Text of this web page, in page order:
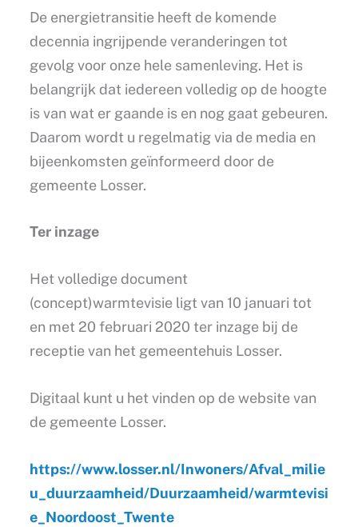
De energietransitie heeft de komende
decennia ingrijpende veranderingen tot
gevolg voor onze hele samenleving. Het is
belangrijk dat iedereen volledig op de hoogte
is van wat er gaande is en nog gaat gebeuren.
Daarom wordt u regelmatig via de media en
bijeenkomsten geïnformeerd door de
gemeente Losser.
Ter inzage
Het volledige document
(concept)warmtevisie ligt van 10 januari tot
en met 20 februari 2020 ter inzage bij de
receptie van het gemeentehuis Losser.
Digitaal kunt u het vinden op de website van
de gemeente Losser.
https://www.losser.nl/Inwoners/Afval_milie
u_duurzaamheid/Duurzaamheid/warmtevisi
e_Noordoost_Twente